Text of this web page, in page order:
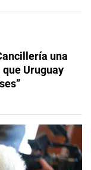
una
Uruguay